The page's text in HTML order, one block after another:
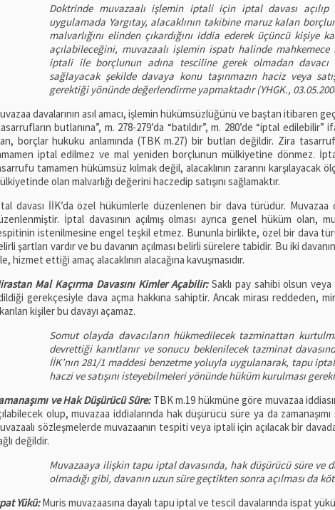
Doktrinde muvazaalı işlemin iptali için iptal davası açılıp
uygulamada Yargıtay, alacaklının takibine maruz kalan
malvarlığını elinden çıkardığını iddia ederek üçüncü kişiye
açılabileceğini, muvazaalı işlemin ispatı halinde
iptali ile borçlunun adına tesciline gerek olmadan davacı
sağlayacak şekilde davaya konu taşınmazın haciz veya
gerektiği yönünde değerlendirme yapmaktadır (YHGK.,
davalarının asıl amacı, işlemin hükümsüzlüğünü ve baştan itibaren
butlanına”, m. 278-279’da “batıldır”, m. 280’de “iptal
borçlar hukuku anlamında (TBK m.27) bir butlan değildir. Zira
iptal edilmez ve mal yeniden borçlunun mülkiyetine dönmez. İptal
tamamen hükümsüz kılmak değil, alacaklının zararını
olan malvarlığı değerini haczedip satışını sağlamaktır.
davası İİK’da özel hükümlerle düzenlenen bir dava türüdür. Muvazaa
İptal davasının açılmış olması ayrıca genel hüküm olan,
istenilmesine engel teşkil etmez. Bununla birlikte, özel bir dava türü
şartları vardır ve bu davanın açılması belirli sürelere tabidir. Bu iki
hizmet ettiği amaç alacaklının alacağına kavuşmasıdır.
Mal Kaçırma Davasını Kimler Açabilir:Saklı pay sahibi olsun veya
gerekçesiyle dava açma hakkına sahiptir. Ancak mirası reddeden,
kişiler bu davayı açamaz.
Somut olayda davacıların hükmedilecek tazminattan
devrettiği kanıtlanır ve sonucu beklenilecek tazminat
İİK’nın 281/1 maddesi benzetme yoluyla uygulanarak, tapu
haczi ve satışını isteyebilmeleri yönünde hüküm kurulması
ve Hak Düşürücü Süre:TBK m.19 hükmüne göre muvazaa
olup, muvazaa iddialarında hak düşürücü süre ya da
sözleşmelerde muvazaanın tespiti veya iptali için açılacak bir
değildir.
Muvazaaya ilişkin tapu iptal davasında, hak düşürücü süre ve
olmadığı gibi, davanın uzun süre geçtikten sonra açılması da
Yükü:Muris muvazaasına dayalı tapu iptal ve tescil davalarında ispat